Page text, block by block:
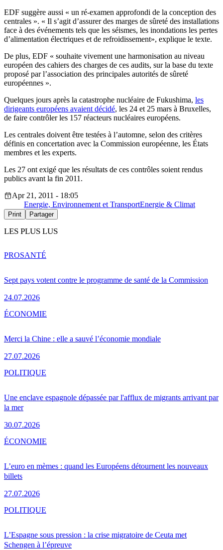
EDF suggère aussi « un ré-examen approfondi de la conception des
centrales ». « Il s’agit d’assurer des marges de sûreté des installations
face à des événements tels que les séismes, les inondations les pertes
d’alimentation électriques et de refroidissement», explique le texte.
De plus, EDF « souhaite vivement une harmonisation au niveau
européen des cahiers des charges de ces audits, sur la base du texte
proposé par l’association des principales autorités de sûreté
européennes ».
Quelques jours après la catastrophe nucléaire de Fukushima, les
dirigeants européens avaient décidé, les 24 et 25 mars à Bruxelles,
de faire contrôler les 157 réacteurs nucléaires européens.
Les centrales doivent être testées à l’automne, selon des critères
définis en concertation avec la Commission européenne, les États
membres et les experts.
Les 27 ont exigé que les résultats de ces contrôles soient rendus
publics avant la fin 2011.
Apr 21, 2011 - 18:05
Energie, Environnement et TransportEnergie & Climat
Print Partager
LES PLUS LUS
Sept pays votent contre le programme de santé de la Commission
24.07.2026
PROSANTÉ
Merci la Chine : elle a sauvé l’économie mondiale
27.07.2026
ÉCONOMIE
Une enclave espagnole dépassée par l'afflux de migrants arrivant par
la mer
30.07.2026
POLITIQUE
L’euro en mèmes : quand les Européens détournent les nouveaux
billets
27.07.2026
ÉCONOMIE
L’Espagne sous pression : la crise migratoire de Ceuta met
Schengen à l’épreuve
POLITIQUE